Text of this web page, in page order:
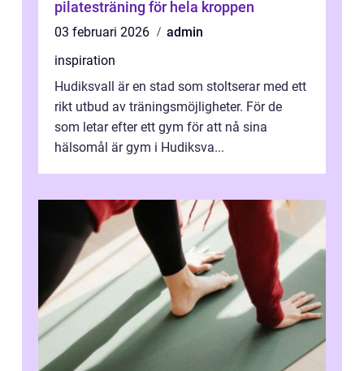
pilatesträning för hela kroppen
03 februari 2026
admin
inspiration
Hudiksvall är en stad som stoltserar med ett
rikt utbud av träningsmöjligheter. För de
som letar efter ett gym för att nå sina
hälsomål är gym i Hudiksva...